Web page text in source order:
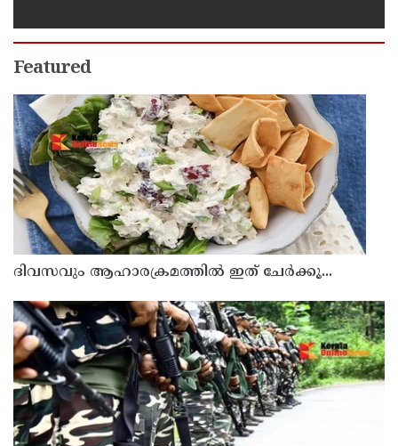
പിടിച്ചെടുത്തു
Featured
ദിവസവും ആഹാരക്രമത്തിൽ ഇത് ചേർക്കൂ...